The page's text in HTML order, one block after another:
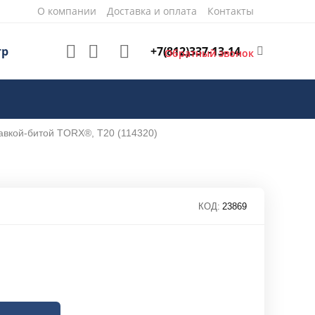
О компании Доставка и оплата Контакты
+7(812)337-13-14
Обратный звонок
битой TORX®, T20 (114320)
КОД: 23869